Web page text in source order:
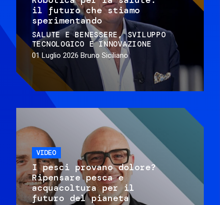
il futuro che stiamo
sperimentando
SALUTE E BENESSERE
SVILUPPO
TECNOLOGICO E INNOVAZIONE
01 Luglio 2026 Bruno Siciliano
VIDEO
I pesci provano dolore?
Ripensare pesca e
acquacoltura per il
futuro del pianeta